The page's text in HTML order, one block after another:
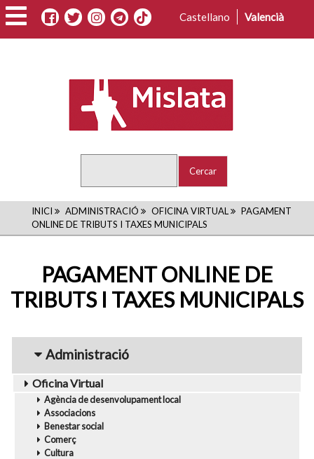
Vés
al
contingut
Castellano Valencià
FIL
D'ARIADNA
INICI ADMINISTRACIÓ OFICINA VIRTUAL
PAGAMENT
ONLINE DE TRIBUTS I TAXES MUNICIPALS
PAGAMENT ONLINE DE
TRIBUTS I TAXES MUNICIPALS
navigation1
Administració
Oficina Virtual
Agència de desenvolupament local
Associacions
Benestar social
Comerç
Cultura